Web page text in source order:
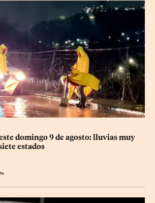
domingo 9 de agosto: lluvias muy
estados